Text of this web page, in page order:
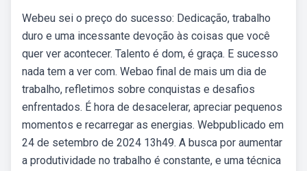
Webeu sei o preço do sucesso: Dedicação, trabalho
duro e uma incessante devoção às coisas que você
quer ver acontecer. Talento é dom, é graça. E sucesso
nada tem a ver com. Webao final de mais um dia de
trabalho, refletimos sobre conquistas e desafios
enfrentados. É hora de desacelerar, apreciar pequenos
momentos e recarregar as energias. Webpublicado em
24 de setembro de 2024 13h49. A busca por aumentar
a produtividade no trabalho é constante, e uma técnica